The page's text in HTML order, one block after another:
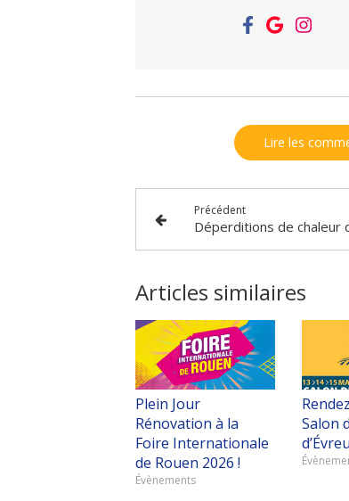
Lire les
Précédent
Articles similaires
Plein Jour
Rénovation à la
Foire Internationale
de Rouen 2026 !
Évènements
Salon